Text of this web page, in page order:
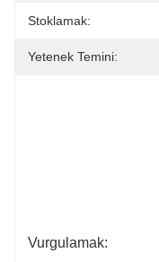
Stoklamak:
Yetenek Temini:
Vurgulamak: